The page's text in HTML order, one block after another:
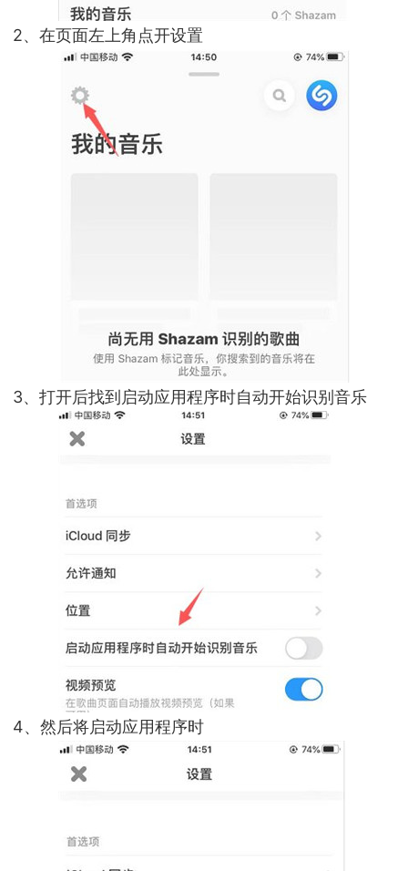
2、在页面左上角点开设置
3、打开后找到启动应用程序时自动开始识别音乐
4、然后将启动应用程序时